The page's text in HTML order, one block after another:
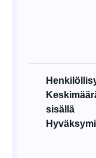
sisällä